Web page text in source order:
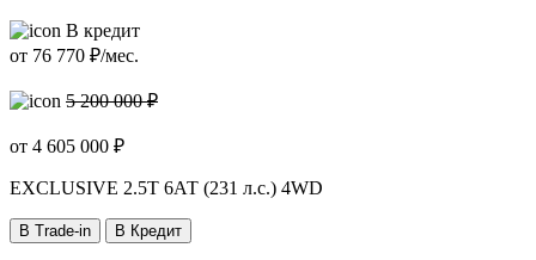
В кредит
от 76 770 ₽/мес.
5 200 000 ₽
от 4 605 000 ₽
EXCLUSIVE 2.5T 6АТ (231 л.с.) 4WD
В Trade-in В Кредит